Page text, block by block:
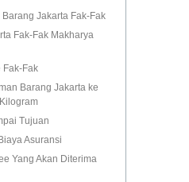
Jakarta Fak-Fak
Fak-Fak Makharya
Fak-Fak
Barang Jakarta ke
Tujuan
Asuransi
Yang Akan Diterima